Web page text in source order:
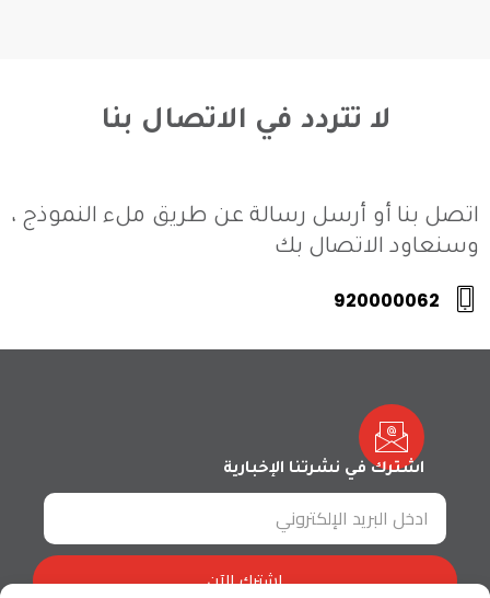
لا تتردد في الاتصال بنا
اتصل بنا أو أرسل رسالة عن طريق ملء النموذج ،
وسنعاود الاتصال بك
920000062
اشترك في نشرتنا الإخبارية
اشترك الآن